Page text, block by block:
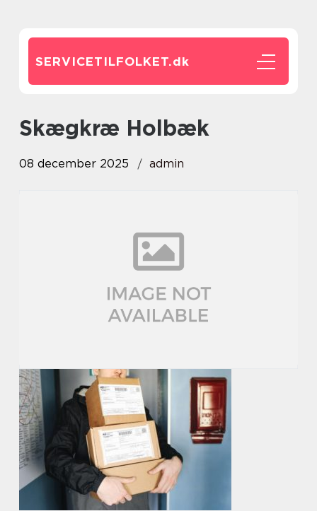
SERVICETILFOLKET.dk
skægkræ Holbæk
08 december 2025 admin